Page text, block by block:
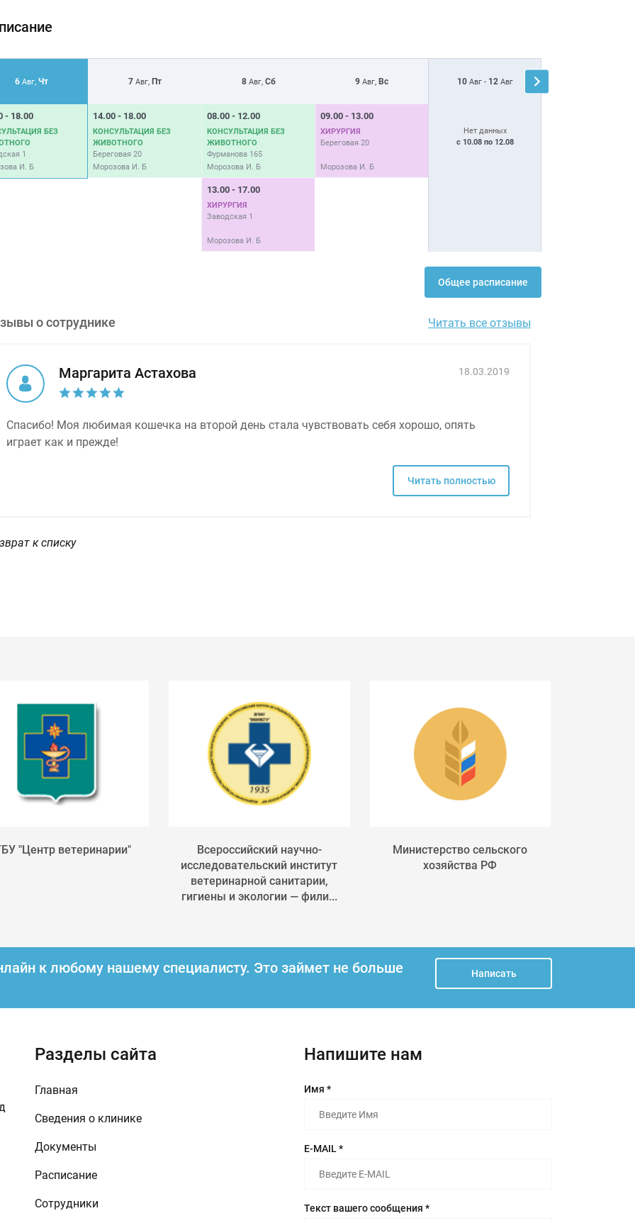
6Авг, Чт 7 Авг, Пт 8Авг, Сб 9 Авг, Вс 10Авг - 12Авг
- 18.00
БЕЗ
1
И. Б
14.00 - 18.00
КОНСУЛЬТАЦИЯ БЕЗ
ЖИВОТНОГО
Береговая 20
Морозова И. Б
08.00 - 12.00
КОНСУЛЬТАЦИЯ БЕЗ
ЖИВОТНОГО
Фурманова 165
Морозова И. Б
13.00 - 17.00
ХИРУРГИЯ
Заводская 1
Морозова И. Б
09.00 - 13.00
ХИРУРГИЯ
Береговая 20
Морозова И. Б
Нет данных
с 10.08 по 12.08
Общее расписание
о сотруднике Читать все отзывы
Маргарита Астахова 18.03.2019
Спасибо! Моя любимая кошечка на второй день стала чувствовать себя хорошо, опять
играет как и прежде!
Читать полностью
к списку
"Центр ветеринарии"
Всероссийский научно-
исследовательский институт
ветеринарной санитарии,
гигиены и экологии — фили...
Министерство сельского
хозяйства РФ
к любому нашему специалисту. Это займет не больше
Написать
Разделы сайта
Главная
Сведения о клинике
Документы
Расписание
Сотрудники
Напишите нам
Имя *
E-MAIL *
Текст вашего сообщения *